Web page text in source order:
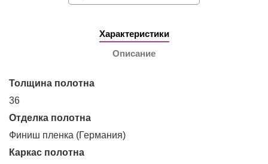
Характеристики
Описание
Толщина полотна
36
Отделка полотна
Финиш пленка (Германия)
Каркас полотна